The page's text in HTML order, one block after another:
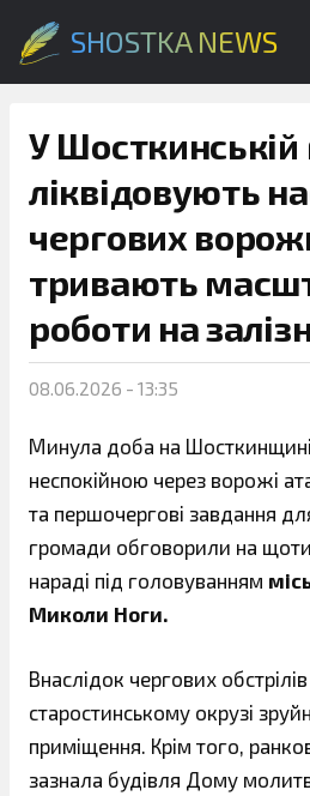
SHOSTKA NEWS
У Шосткинській
ліквідовують
чергових
тривають
роботи на
08.06.2026 - 13:35
Минула доба на
неспокійною через ворожі
та першочергові завдання
громади обговорили на
нараді під головуванням
Миколи Ноги.
Внаслідок чергових
старостинському окрузі
приміщення. Крім того,
зазнала будівля Дому